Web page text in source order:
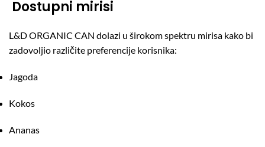
Dostupni mirisi
L&D ORGANIC CAN dolazi u širokom spektru mirisa kako bi
zadovoljio različite preferencije korisnika:
Jagoda
Kokos
Ananas